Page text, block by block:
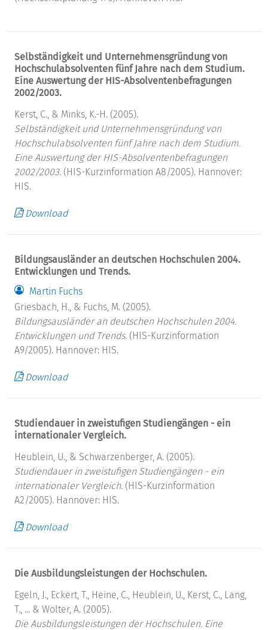
Selbständigkeit und Unternehmensgründung von
Hochschulabsolventen fünf Jahre nach dem Studium.
Eine Auswertung der HIS-Absolventenbefragungen
2002/2003.
Kerst, C., & Minks, K.-H. (2005).
Selbständigkeit und Unternehmensgründung von
Hochschulabsolventen fünf Jahre nach dem Studium.
Eine Auswertung der HIS-Absolventenbefragungen
2002/2003. (HIS-Kurzinformation A8/2005). Hannover:
HIS.
Download
Bildungsausländer an deutschen Hochschulen 2004.
Entwicklungen und Trends.
Martin Fuchs
Griesbach, H., & Fuchs, M. (2005).
Bildungsausländer an deutschen Hochschulen 2004.
Entwicklungen und Trends. (HIS-Kurzinformation
A9/2005). Hannover: HIS.
Download
Studiendauer in zweistufigen Studiengängen - ein
internationaler Vergleich.
Heublein, U., & Schwarzenberger, A. (2005).
Studiendauer in zweistufigen Studiengängen - ein
internationaler Vergleich. (HIS-Kurzinformation
A2/2005). Hannover: HIS.
Download
Die Ausbildungsleistungen der Hochschulen.
Egeln, J., Eckert, T., Heine, C., Heublein, U., Kerst, C., Lang,
T., ... & Wolter, A. (2005).
Die Ausbildungsleistungen der Hochschulen. Eine